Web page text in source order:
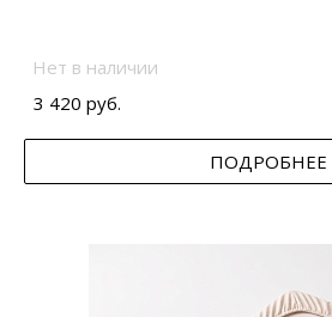
Нет в наличии
3 420 руб.
ПОДРОБНЕЕ